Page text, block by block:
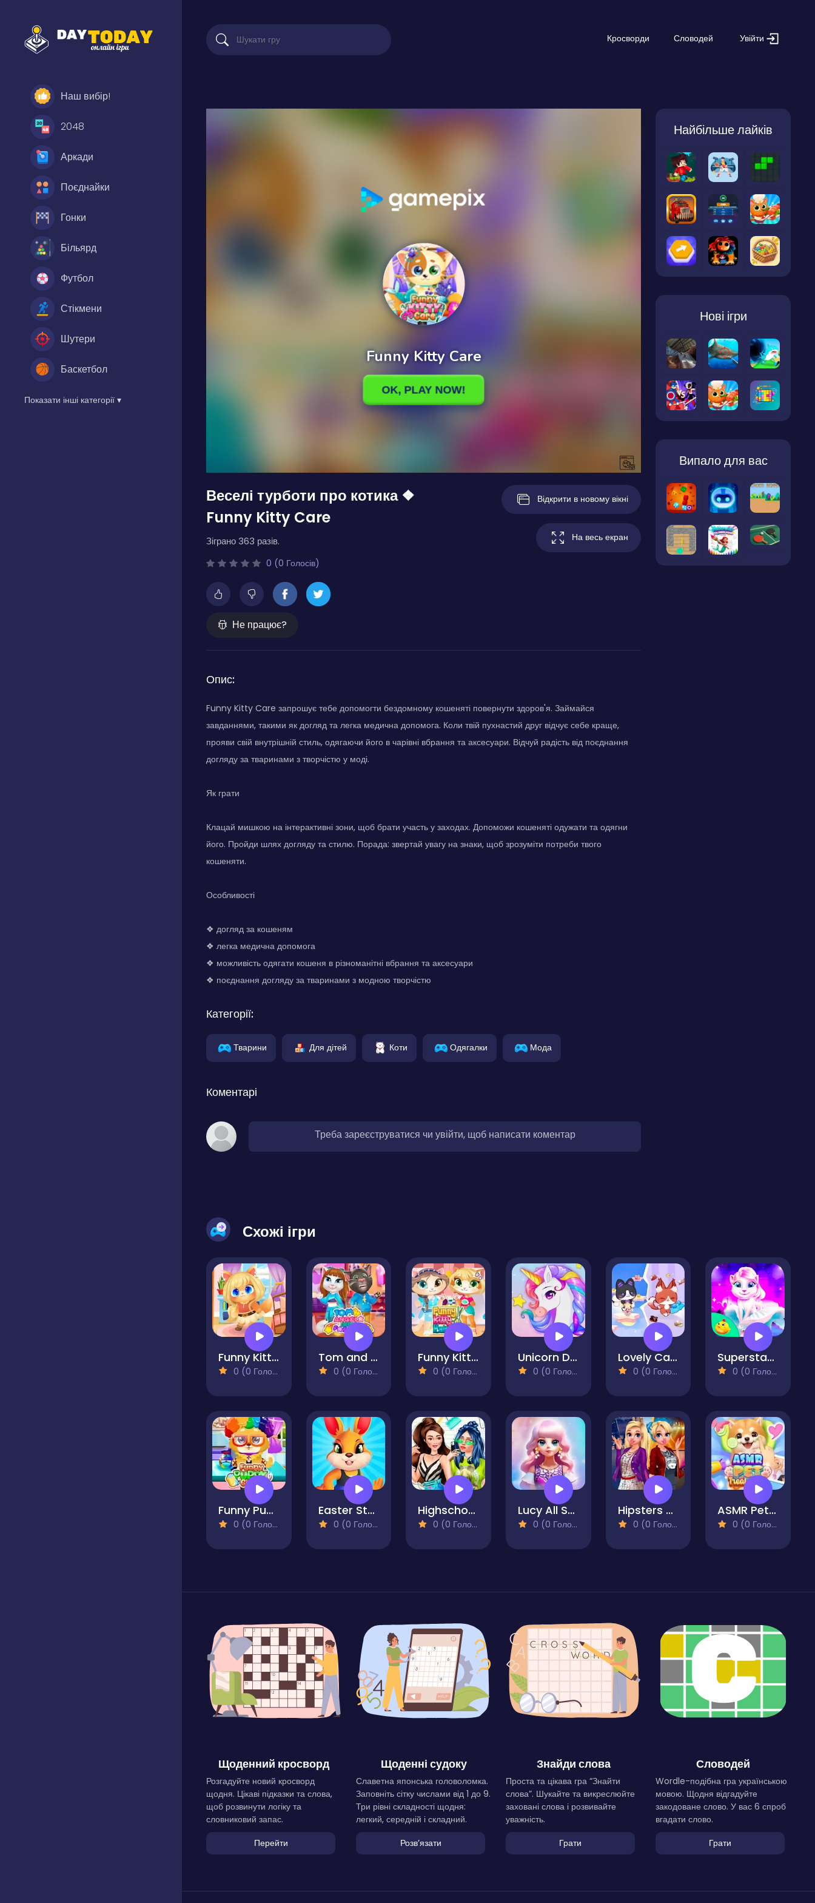
Наш вибір!
2048
Аркади
Поєднайки
Гонки
Більярд
Футбол
Стікмени
Шутери
Баскетбол
Показати інші категорії ▾
Кросворди Словодей Увійти
Веселі турботи про котика ❖
Funny Kitty Care
Зіграно 363 разів.
0 (0 Голосів)
Не працює?
Відкрити в новому вікні
На весь екран
Опис:
Funny Kitty Care запрошує тебе допомогти бездомному кошеняті повернути здоров'я. Займайся
завданнями, такими як догляд та легка медична допомога. Коли твій пухнастий друг відчує себе краще,
прояви свій внутрішній стиль, одягаючи його в чарівні вбрання та аксесуари. Відчуй радість від поєднання
догляду за тваринами з творчістю у моді.
Як грати
Клацай мишкою на інтерактивні зони, щоб брати участь у заходах. Допоможи кошеняті одужати та одягни
його. Пройди шлях догляду та стилю. Порада: звертай увагу на знаки, щоб зрозуміти потреби твого
кошеняти.
Особливості
❖ догляд за кошеням
❖ легка медична допомога
❖ можливість одягати кошеня в різноманітні вбрання та аксесуари
❖ поєднання догляду за тваринами з модною творчістю
Категорії:
Тварини Для дітей Коти Одягалки Мода
Коментарі
Треба зареєструватися чи увійти, щоб написати коментар
Найбільше лайків
Нові ігри
Випало для вас
Схожі ігри
Funny Kitty Dressup
0 (0 Голосів)
Tom and Angela Insta Fashion
0 (0 Голосів)
Funny Kitty Haircut
0 (0 Голосів)
Unicorn Dress Up: Makeup Games
0 (0 Голосів)
Lovely Cat Pet Life
0 (0 Голосів)
Superstar Kitty Fashion Award
0 (0 Голосів)
Funny Puppy Care
0 (0 Голосів)
Easter Style Junction Egg Hunt Extravaganza
0 (0 Голосів)
Highschool Mean Girls 2
0 (0 Голосів)
Lucy All Season Fashionista
0 (0 Голосів)
Hipsters vs Rockers
0 (0 Голосів)
ASMR Pet Treatment
0 (0 Голосів)
Щоденний кросворд
Розгадуйте новий кросворд
щодня. Цікаві підказки та слова,
щоб розвинути логіку та
словниковий запас.
Перейти
Щоденні судоку
Славетна японська головоломка.
Заповніть сітку числами від 1 до 9.
Три рівні складності щодня:
легкий, середній і складний.
Розвʼязати
Знайди слова
Проста та цікава гра “Знайти
слова”. Шукайте та викреслюйте
заховані слова і розвивайте
уважність.
Грати
Словодей
Wordle-подібна гра українською
мовою. Щодня відгадуйте
закодоване слово. У вас 6 спроб
вгадати слово.
Грати